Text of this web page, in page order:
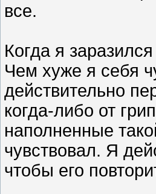
все.
Когда я
Чем хуже я себя
действительно
когда-либо от
наполненные
чувствовал. Я
чтобы его